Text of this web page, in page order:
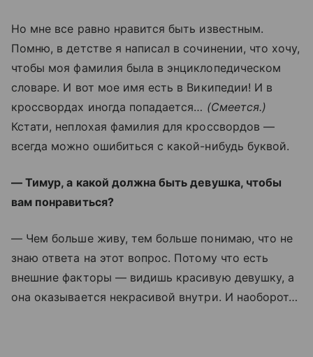
Но мне все равно нравится быть известным.
Помню, в детстве я написал в сочинении, что хочу,
чтобы моя фамилия была в энциклопедическом
словаре. И вот мое имя есть в Википедии! И в
кроссвордах иногда попадается… (Смеется.)
Кстати, неплохая фамилия для кроссвордов —
всегда можно ошибиться с какой-нибудь буквой.
— Тимур, а какой должна быть девушка, чтобы
вам понравиться?
— Чем больше живу, тем больше понимаю, что не
знаю ответа на этот вопрос. Потому что есть
внешние факторы — видишь красивую девушку, а
она оказывается некрасивой внутри. И наоборот…